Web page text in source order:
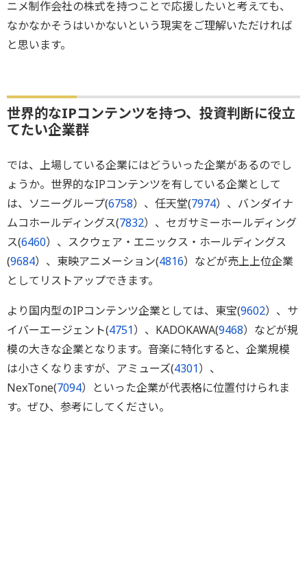
ニメ制作会社の株式を持つことで応援したいと考えても、
なかなかそうはいかないという現実をご理解いただければ
と思います。
世界的なIPコンテンツを持つ、投資判断に役立
てたい企業群
では、上場している企業にはどういった企業があるのでし
ょうか。世界的なIPコンテンツを有している企業として
は、ソニーグループ(6758）、任天堂(7974）、バンダイナ
ムコホールディングス(7832）、セガサミーホールディング
ス(6460）、スクウェア・エニックス・ホールディングス
(9684）、東映アニメーション(4816）などが売上上位企業
としてリストアップできます。
より国内型のIPコンテンツ企業としては、東宝(9602）、サ
イバーエージェント(4751）、KADOKAWA(9468）などが規
模の大きな企業となります。音楽に特化すると、企業規模
は小さくなりますが、アミューズ(4301）、
NexTone(7094）といった企業が代表格に位置付けられま
す。ぜひ、参考にしてください。